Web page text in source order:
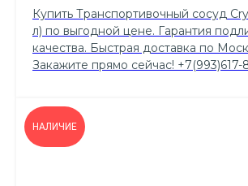
Купить Транспортивочный сосуд
л) по выгодной цене. Гарантия
качества. Быстрая доставка по
Закажите прямо сейчас! +7(993)617-
НАЛИЧИЕ